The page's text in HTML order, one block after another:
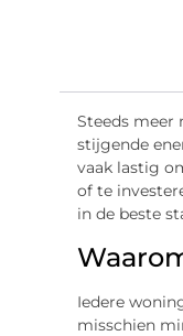
Steeds meer
stijgende
vaak lastig
of te
in de beste
Iedere
misschien